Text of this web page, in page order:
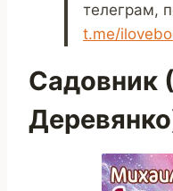
телеграм,
t.me/
Садовник